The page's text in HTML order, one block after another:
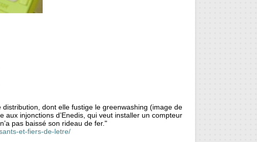
dont elle fustige le greenwashing (image de
injonctions d’Enedis, qui veut installer un compteur
pas baissé son rideau de fer."
et-fiers-de-letre/